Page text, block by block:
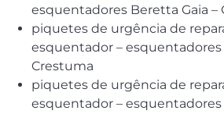
esquentadores Beretta Gaia –
piquetes de urgência de
esquentador – esquentadores
Crestuma
piquetes de urgência de
esquentador – esquentadores